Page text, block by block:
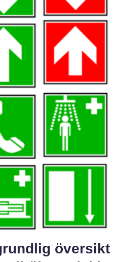
översikt